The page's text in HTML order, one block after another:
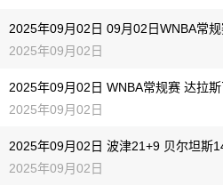
2025年09月02日
2025年09月02日
2025年09月02日